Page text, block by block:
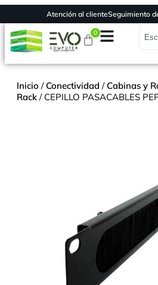
Atención al clienteSeguimiento
0
Inicio /Conectividad /Cabinas y
Rack / CEPILLO PASACABLES